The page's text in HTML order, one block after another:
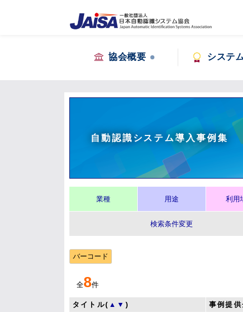
協会概要 システ
自動認識システム導入事例集
業種 用途 利用
検索条件変更
バーコード
全8件
タイトル( ▲ ▼ ) 事例提